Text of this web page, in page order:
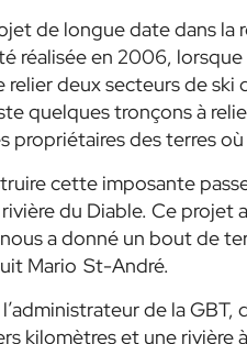
de longue date dans la
réalisée en 2006,
deux secteurs de
quelques tronçons à
propriétaires des terres
cette imposante
du Diable. Ce projet
a donné un bout de
Mario St-André.
de la
kilomètres et une rivière